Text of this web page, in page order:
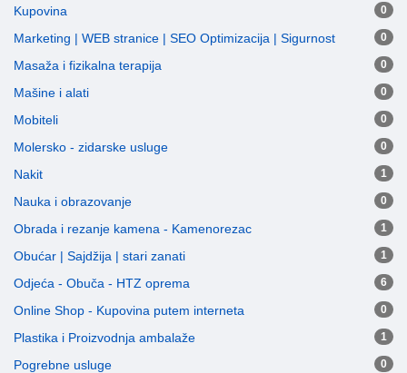
Kupovina 0
Marketing | WEB stranice | SEO Optimizacija | Sigurnost 0
Masaža i fizikalna terapija 0
Mašine i alati 0
Mobiteli 0
Molersko - zidarske usluge 0
Nakit 1
Nauka i obrazovanje 0
Obrada i rezanje kamena - Kamenorezac 1
Obućar | Sajdžija | stari zanati 1
Odjeća - Obuča - HTZ oprema 6
Online Shop - Kupovina putem interneta 0
Plastika i Proizvodnja ambalaže 1
Pogrebne usluge 0